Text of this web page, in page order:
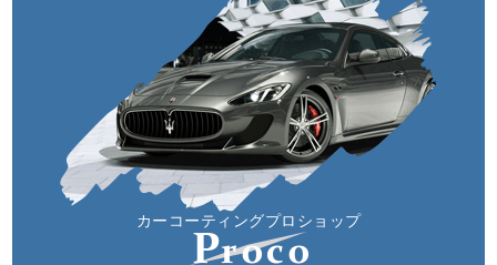
カーコーティングプロショップ